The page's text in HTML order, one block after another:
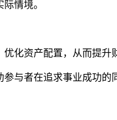
情境。
化资产配置，从而提升
与者在追求事业成功的